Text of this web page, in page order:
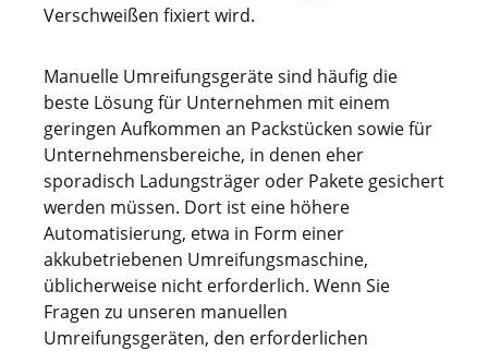
Verschweißen fixiert wird.
Manuelle Umreifungsgeräte sind häufig die
beste Lösung für Unternehmen mit einem
geringen Aufkommen an Packstücken sowie für
Unternehmensbereiche, in denen eher
sporadisch Ladungsträger oder Pakete gesichert
werden müssen. Dort ist eine höhere
Automatisierung, etwa in Form einer
akkubetriebenen Umreifungsmaschine,
üblicherweise nicht erforderlich. Wenn Sie
Fragen zu unseren manuellen
Umreifungsgeräten, den erforderlichen